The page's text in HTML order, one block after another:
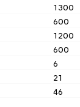
1300
600
1200
600
6
21
46